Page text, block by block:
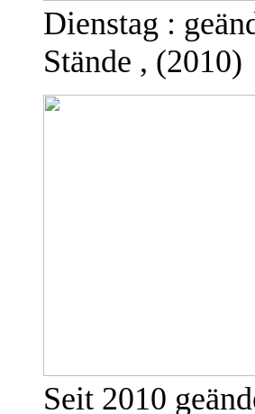
Dienstag :
Stände , (2010)
Seit 2010